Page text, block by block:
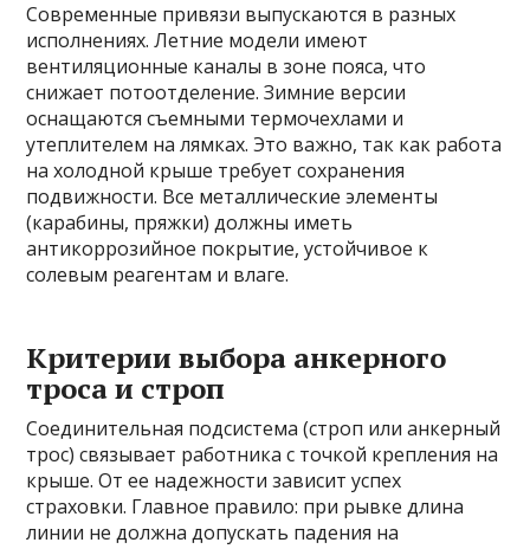
Современные привязи выпускаются в разных
исполнениях. Летние модели имеют
вентиляционные каналы в зоне пояса, что
снижает потоотделение. Зимние версии
оснащаются съемными термочехлами и
утеплителем на лямках. Это важно, так как работа
на холодной крыше требует сохранения
подвижности. Все металлические элементы
(карабины, пряжки) должны иметь
антикоррозийное покрытие, устойчивое к
солевым реагентам и влаге.
Критерии выбора анкерного
троса и строп
Соединительная подсистема (строп или анкерный
трос) связывает работника с точкой крепления на
крыше. От ее надежности зависит успех
страховки. Главное правило: при рывке длина
линии не должна допускать падения на